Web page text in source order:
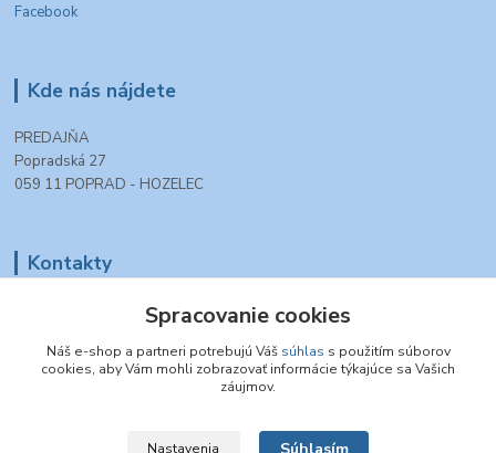
Facebook
Kde nás nájdete
PREDAJŇA
Popradská 27
059 11 POPRAD - HOZELEC
Kontakty
+421 903 990 777
tt.modelovazeleznica@gmail.com
Spracovanie cookies
Náš e-shop a partneri potrebujú Váš súhlas s použitím súborov
cookies, aby Vám mohli zobrazovať informácie týkajúce sa Vašich
záujmov.
Nastavenia